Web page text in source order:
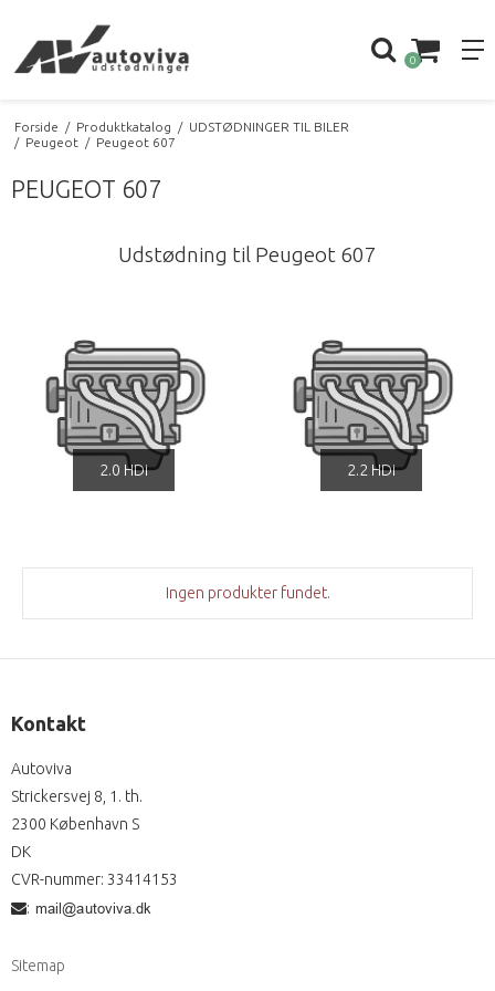
0
Forside / Produktkatalog / UDSTØDNINGER TIL BILER
/ Peugeot / Peugeot 607
PEUGEOT 607
Udstødning til Peugeot 607
2.0 HDi 2.2 HDi
Ingen produkter fundet.
Kontakt
Autoviva
Strickersvej 8, 1. th.
2300 København S
DK
CVR-nummer: 33414153
:
Sitemap